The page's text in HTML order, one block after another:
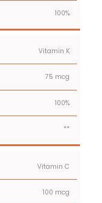
100%
Vitamin K
75 mcg
100%
**
Vitamin C
100 mcg